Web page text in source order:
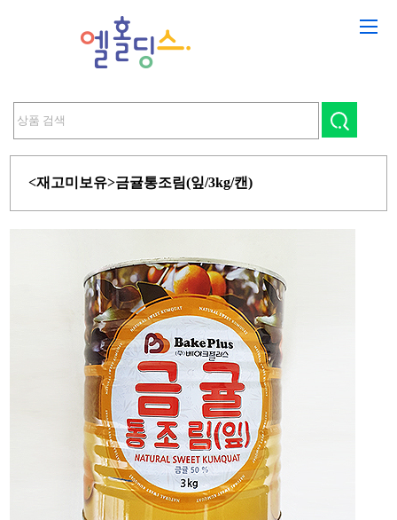
<재고미보유>금귤통조림(잎/3kg/캔)